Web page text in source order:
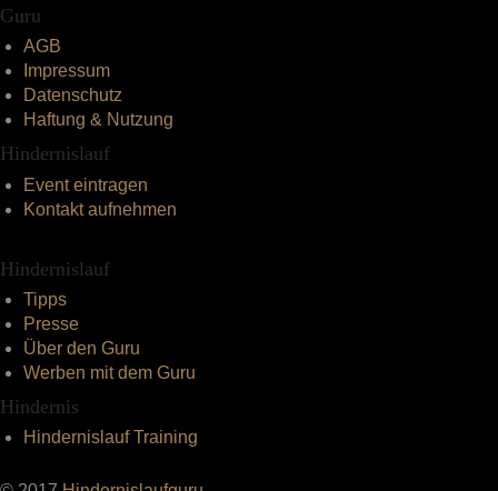
Guru
AGB
Impressum
Datenschutz
Haftung & Nutzung
Hindernislauf
Event eintragen
Kontakt aufnehmen
Hindernislauf
Tipps
Presse
Über den Guru
Werben mit dem Guru
Hindernis
Hindernislauf Training